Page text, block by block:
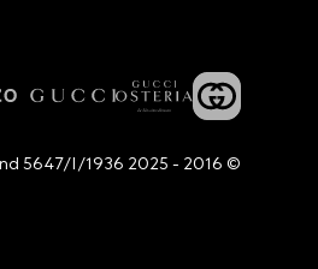
© 2016 - 2025 Guccio Gucci S.p.A. - All rights reserved. SIAE LICENCE # 2294/I/1936 and 5647/I/1936